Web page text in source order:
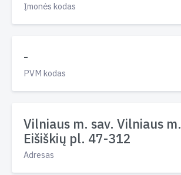
Įmonės kodas
-
PVM kodas
Vilniaus m. sav. Vilniaus m.
Eišiškių pl. 47-312
Adresas